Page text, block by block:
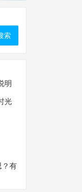
索
明
光
？有